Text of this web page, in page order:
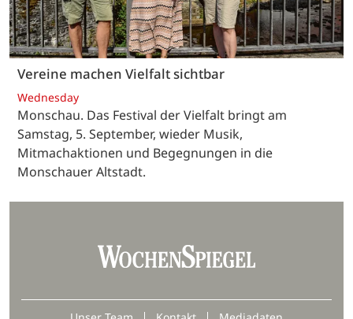
Vereine machen Vielfalt sichtbar
Wednesday
Monschau. Das Festival der Vielfalt bringt am
Samstag, 5. September, wieder Musik,
Mitmachaktionen und Begegnungen in die
Monschauer Altstadt.